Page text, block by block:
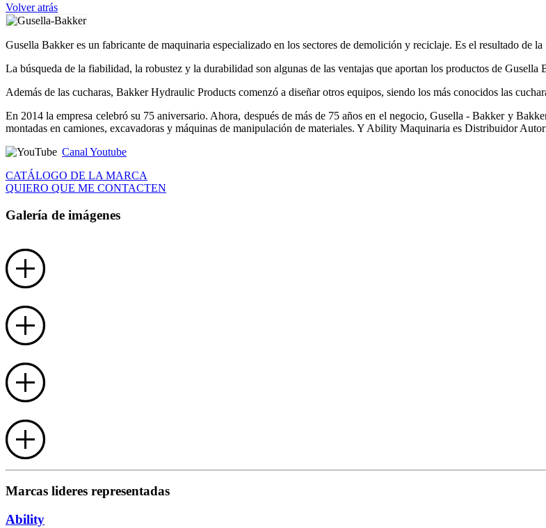
Volver atrás
Gusella Bakker es un fabricante de maquinaria especializado en los sectores de demolición y reciclaje. Es el resultado de
La búsqueda de la fiabilidad, la robustez y la durabilidad son algunas de las ventajas que aportan los productos de Gusella
Además de las cucharas, Bakker Hydraulic Products comenzó a diseñar otros equipos, siendo los más conocidos las
En 2014 la empresa celebró su 75 aniversario. Ahora, después de más de 75 años en el negocio, Gusella - Bakker y
montadas en camiones, excavadoras y máquinas de manipulación de materiales. Y Ability Maquinaria es Distribuidor
Canal Youtube
CATÁLOGO DE LA MARCA
QUIERO QUE ME CONTACTEN
Galería de imágenes
Marcas lideres representadas
Ability